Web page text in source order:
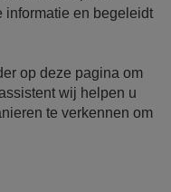
informatie en begeleidt
op deze pagina om
wij helpen u
te verkennen om